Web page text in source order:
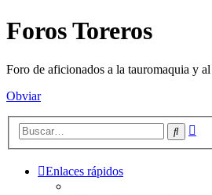
Foros Toreros
Foro de aficionados a la tauromaquia y
Obviar
Buscar
Enlaces rápidos